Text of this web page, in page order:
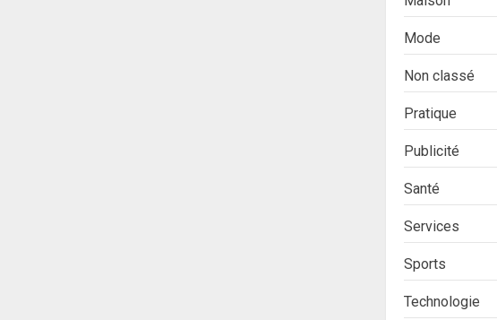
Mode
Non classé
Pratique
Publicité
Santé
Services
Sports
Technologie